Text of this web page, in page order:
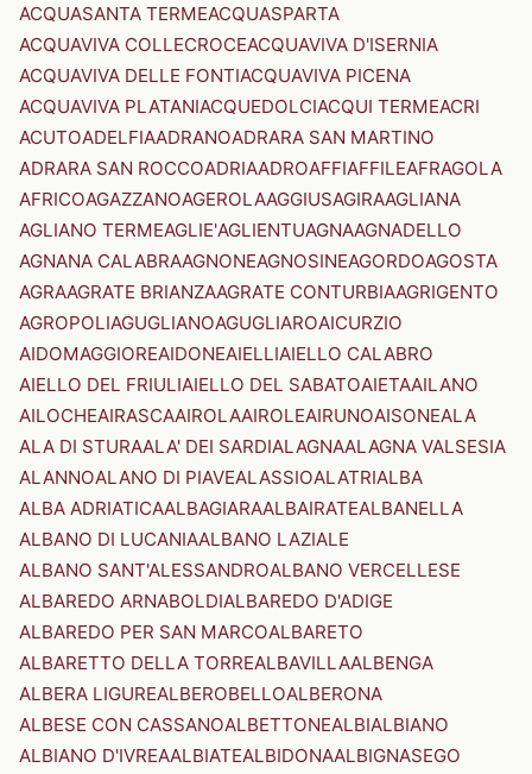
ACQUASANTA TERMEACQUASPARTA
ACQUAVIVA COLLECROCEACQUAVIVA D'ISERNIA
ACQUAVIVA DELLE FONTIACQUAVIVA PICENA
ACQUAVIVA PLATANIACQUEDOLCIACQUI TERMEACRI
ACUTOADELFIAADRANOADRARA SAN MARTINO
ADRARA SAN ROCCOADRIAADROAFFIAFFILEAFRAGOLA
AFRICOAGAZZANOAGEROLAAGGIUSAGIRAAGLIANA
AGLIANO TERMEAGLIE'AGLIENTUAGNAAGNADELLO
AGNANA CALABRAAGNONEAGNOSINEAGORDOAGOSTA
AGRAAGRATE BRIANZAAGRATE CONTURBIAAGRIGENTO
AGROPOLIAGUGLIANOAGUGLIAROAICURZIO
AIDOMAGGIOREAIDONEAIELLIAIELLO CALABRO
AIELLO DEL FRIULIAIELLO DEL SABATOAIETAAILANO
AILOCHEAIRASCAAIROLAAIROLEAIRUNOAISONEALA
ALA DI STURAALA' DEI SARDIALAGNAALAGNA VALSESIA
ALANNOALANO DI PIAVEALASSIOALATRIALBA
ALBA ADRIATICAALBAGIARAALBAIRATEALBANELLA
ALBANO DI LUCANIAALBANO LAZIALE
ALBANO SANT'ALESSANDROALBANO VERCELLESE
ALBAREDO ARNABOLDIALBAREDO D'ADIGE
ALBAREDO PER SAN MARCOALBARETO
ALBARETTO DELLA TORREALBAVILLAALBENGA
ALBERA LIGUREALBEROBELLOALBERONA
ALBESE CON CASSANOALBETTONEALBIALBIANO
ALBIANO D'IVREAALBIATEALBIDONAALBIGNASEGO